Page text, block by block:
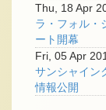
Thu, 18 Apr
ラ・フォル・
ート開幕
Fri, 05 Apr
サンシャイ
情報公開